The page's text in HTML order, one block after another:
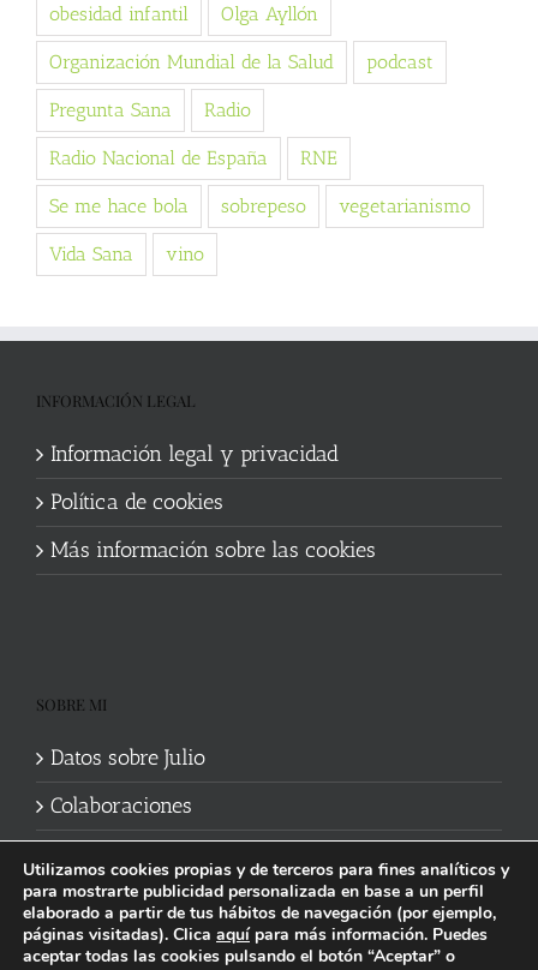
obesidad infantil Olga Ayllón
Organización Mundial de la Salud podcast
Pregunta Sana Radio
Radio Nacional de España RNE
Se me hace bola sobrepeso vegetarianismo
Vida Sana vino
INFORMACIÓN LEGAL
Información legal y privacidad
Política de cookies
Más información sobre las cookies
SOBRE MI
Datos sobre Julio
Colaboraciones
Utilizamos cookies propias y de terceros para fines analíticos y
para mostrarte publicidad personalizada en base a un perfil
elaborado a partir de tus hábitos de navegación (por ejemplo,
páginas visitadas). Clica aquípara más información. Puedes
aceptar todas las cookies pulsando el botón “Aceptar” o